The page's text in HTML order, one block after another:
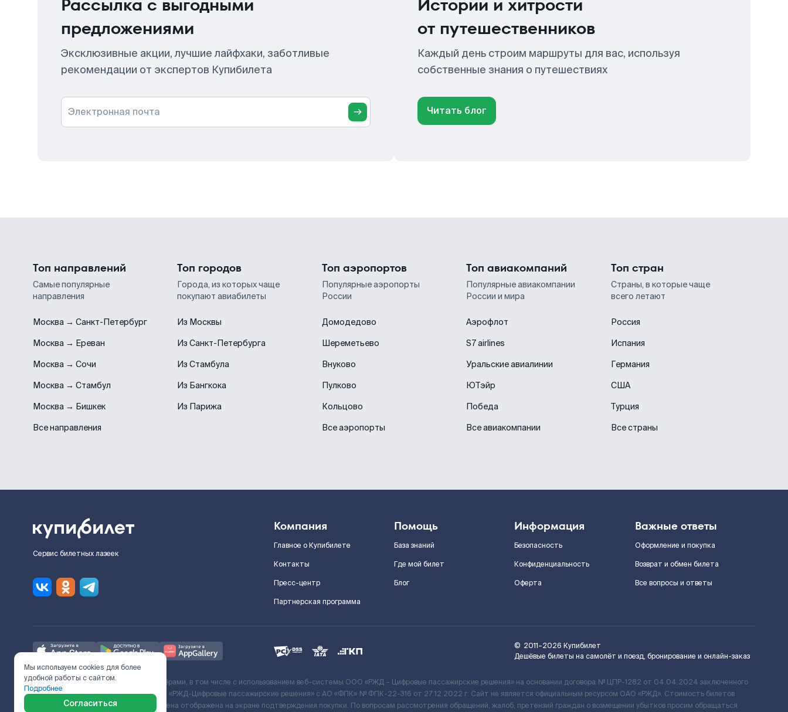
Рассылка с выгодными
предложениями
Эксклюзивные акции, лучшие лайфхаки, заботливые
рекомендации от экспертов Купибилета
Электронная почта
Истории и хитрости
от путешественников
Каждый день строим маршруты для вас, используя
собственные знания о путешествиях
Читать блог
Топ направлений
Самые популярные
направления
Москва → Санкт-Петербург
Москва → Ереван
Москва → Сочи
Москва → Стамбул
Москва → Бишкек
Все направления
Топ городов
Города, из которых чаще
покупают авиабилеты
Из Москвы
Из Санкт-Петербурга
Из Стамбула
Из Бангкока
Из Парижа
Топ аэропортов
Популярные аэропорты
России
Домодедово
Шереметьево
Внуково
Пулково
Кольцово
Все аэропорты
Топ авиакомпаний
Популярные авиакомпании
России и мира
Аэрофлот
S7 airlines
Уральские авиалинии
ЮТэйр
Победа
Все авиакомпании
Топ стран
Страны, в которые чаще
всего летают
Россия
Испания
Германия
США
Турция
Все страны
Сервис билетных лазеек
Компания
Главное о Купибилете
Контакты
Пресс-центр
Партнерская программа
Помощь
База знаний
Где мой билет
Блог
Информация
Безопасность
Конфиденциальность
Оферта
Важные ответы
Оформление и покупка
Возврат и обмен билета
Все вопросы и ответы
© 2011–2026 Купибилет
Дешёвые билеты на самолёт и поезд, бронирование и онлайн-заказ
Ж/Д билеты предоставляются партнёрами, в том числе с использованием веб-системы ООО «РЖД – Цифровые пассажирские решения» на основании договора № ЦПР-1282 от 04.04.2024 заключенного
с Поставщиком услуг и Договора ООО «РЖД-Цифровые пассажирские решения» c АО «ФПК» № ФПК-22-316 от 27.12.2022 г. Сайт не является официальным ресурсом ОАО «РЖД». Стоимость билетов
включает сервисный сбор. Итоговая цена отображена на экране подтверждения покупки. По вопросам рассмотрения обращений, жалоб, претензий граждан о возмещении убытков просим обращаться
Мы используем cookies для более
удобной работы с сайтом.
Подробнее
Согласиться